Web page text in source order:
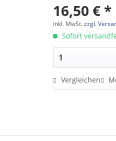
16,50 € *
inkl. MwSt.zzgl.
Sofort
Vergleichen